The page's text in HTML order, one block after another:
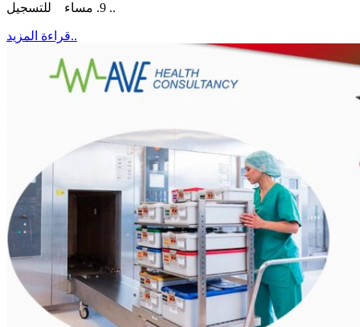
9. مساء للتسجيل ..
قراءة المزيد..